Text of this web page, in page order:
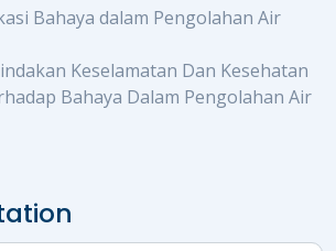
Bahaya dalam Pengolahan Air
Keselamatan Dan Kesehatan
Bahaya Dalam Pengolahan Air